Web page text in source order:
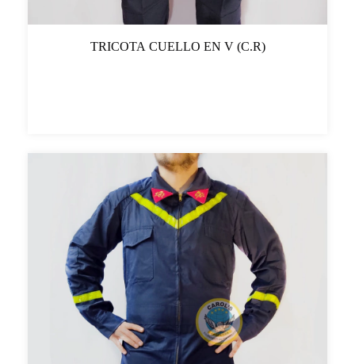
TRICOTA CUELLO EN V (C.R)